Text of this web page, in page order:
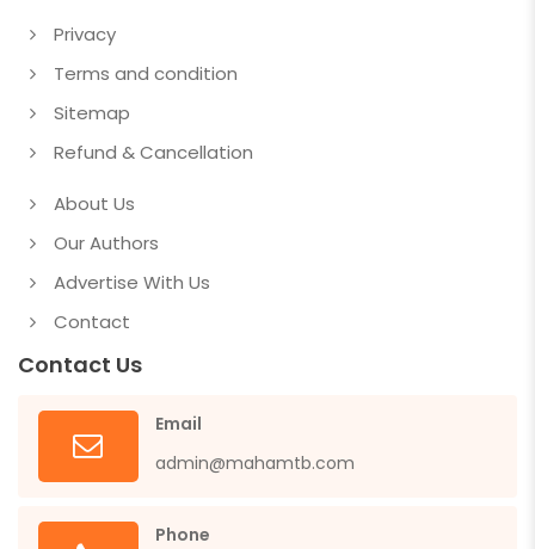
Privacy
Terms and condition
Sitemap
Refund & Cancellation
About Us
Our Authors
Advertise With Us
Contact
Contact Us
Email
admin@mahamtb.com
Phone